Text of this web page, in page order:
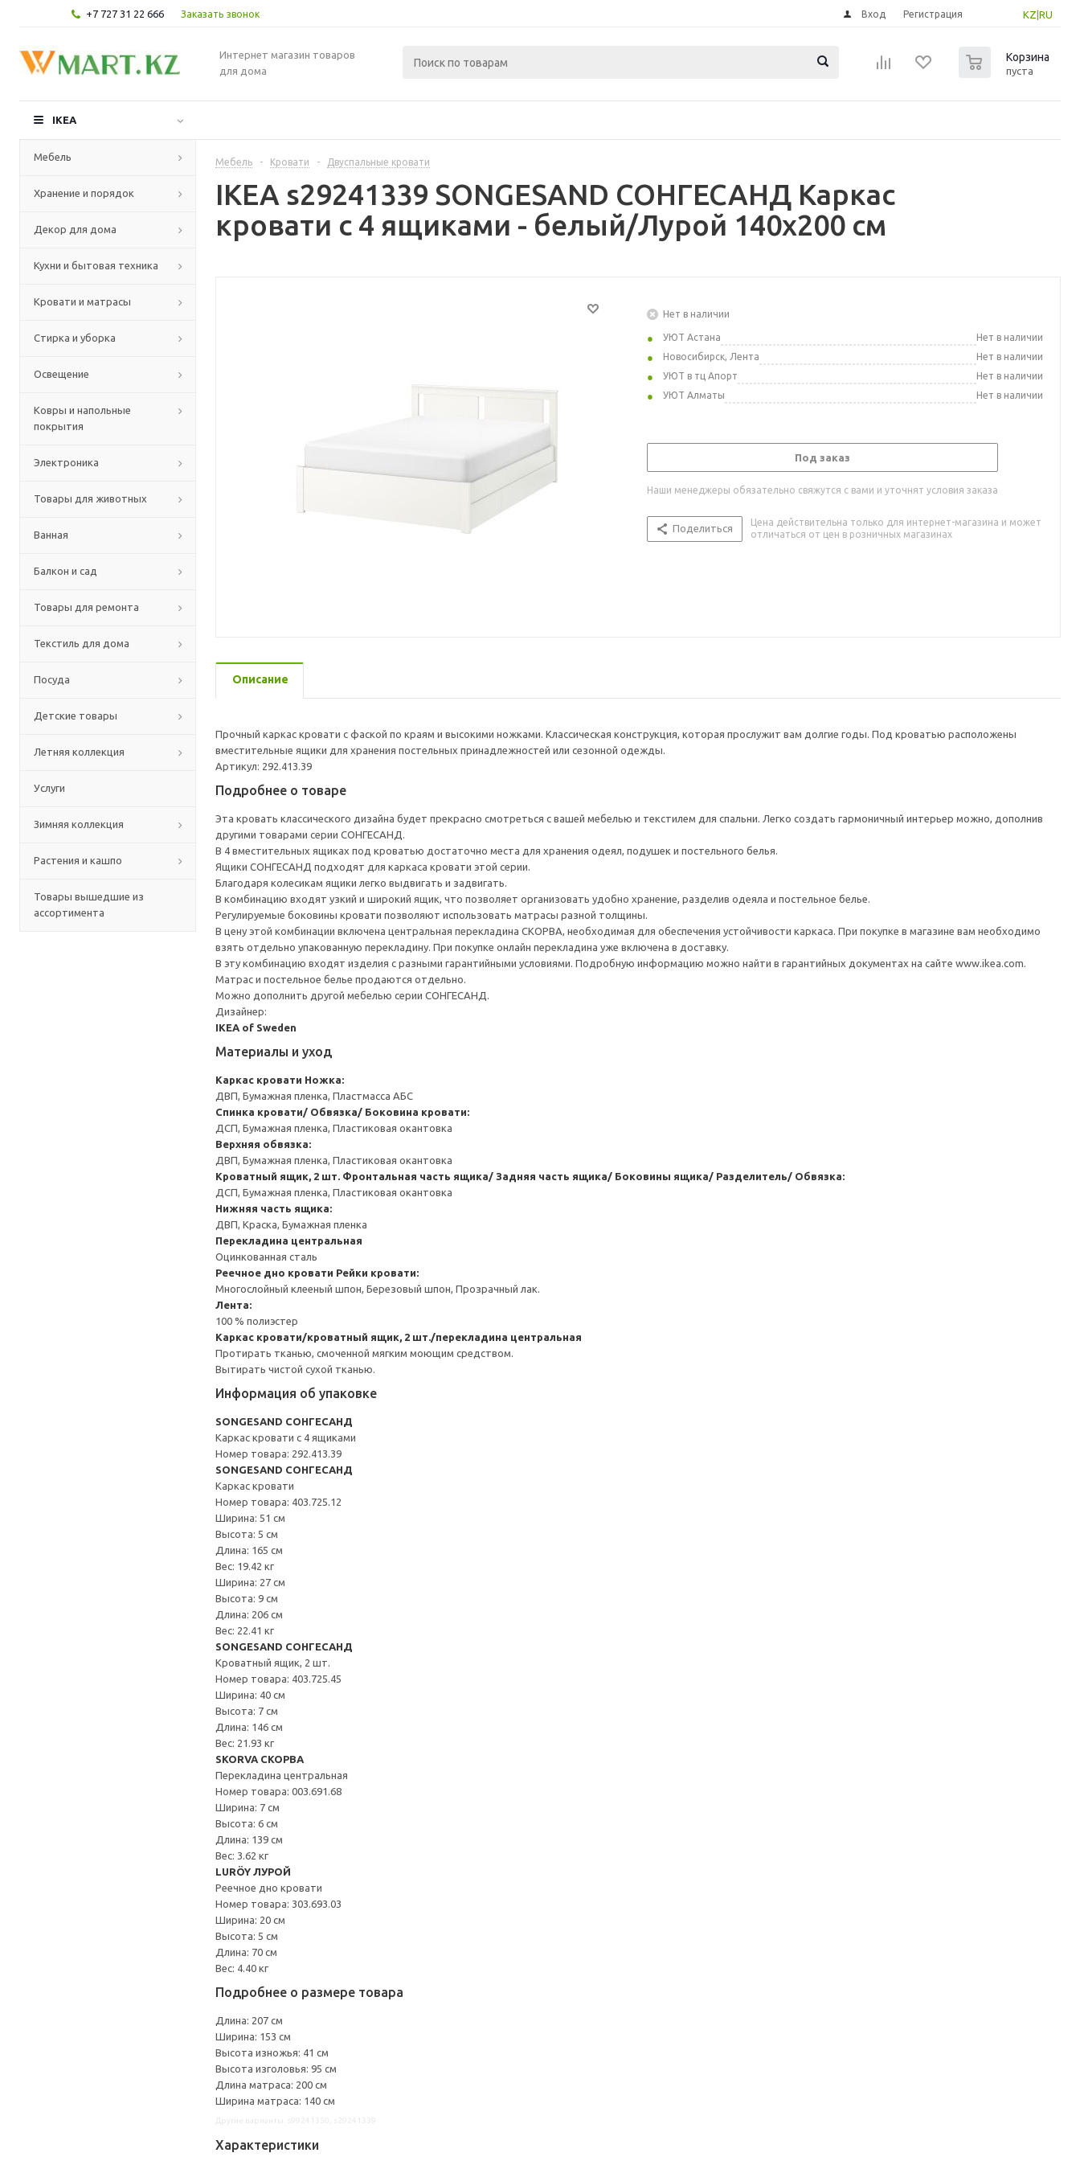
+7 727 31 22 666 Заказать звонок KZ RU
Вход Регистрация
Интернет магазин товаров
для дома
Корзина
пуста
IKEA
Мебель
Хранение и порядок
Декор для дома
Кухни и бытовая техника
Кровати и матрасы
Стирка и уборка
Освещение
Ковры и напольные
покрытия
Электроника
Товары для животных
Ванная
Балкон и сад
Товары для ремонта
Текстиль для дома
Посуда
Детские товары
Летняя коллекция
Услуги
Зимняя коллекция
Растения и кашпо
Товары вышедшие из
ассортимента
Мебель - Кровати - Двуспальные кровати
IKEA s29241339 SONGESAND СОНГЕСАНД Каркас
кровати с 4 ящиками - белый/Лурой 140x200 см
Нет в наличии
УЮТ Астана
Нет в наличии
Новосибирск, Лента
Нет в наличии
УЮТ в тц Апорт
Нет в наличии
УЮТ Алматы
Нет в наличии
Под заказ
Наши менеджеры обязательно свяжутся с вами и уточнят условия заказа
Поделиться
Цена действительна только для интернет-магазина и может
отличаться от цен в розничных магазинах
Описание
Прочный каркас кровати с фаской по краям и высокими ножками. Классическая конструкция, которая прослужит вам долгие годы. Под кроватью расположены
вместительные ящики для хранения постельных принадлежностей или сезонной одежды.
Артикул: 292.413.39
Подробнее о товаре
Эта кровать классического дизайна будет прекрасно смотреться с вашей мебелью и текстилем для спальни. Легко создать гармоничный интерьер можно, дополнив
другими товарами серии СОНГЕСАНД.
В 4 вместительных ящиках под кроватью достаточно места для хранения одеял, подушек и постельного белья.
Ящики СОНГЕСАНД подходят для каркаса кровати этой серии.
Благодаря колесикам ящики легко выдвигать и задвигать.
В комбинацию входят узкий и широкий ящик, что позволяет организовать удобно хранение, разделив одеяла и постельное белье.
Регулируемые боковины кровати позволяют использовать матрасы разной толщины.
В цену этой комбинации включена центральная перекладина СКОРВА, необходимая для обеспечения устойчивости каркаса. При покупке в магазине вам необходимо
взять отдельно упакованную перекладину. При покупке онлайн перекладина уже включена в доставку.
В эту комбинацию входят изделия с разными гарантийными условиями. Подробную информацию можно найти в гарантийных документах на сайте www.ikea.com.
Матрас и постельное белье продаются отдельно.
Можно дополнить другой мебелью серии СОНГЕСАНД.
Дизайнер:
IKEA of Sweden
Материалы и уход
Каркас кровати Ножка:
ДВП, Бумажная пленка, Пластмасса АБС
Спинка кровати/ Обвязка/ Боковина кровати:
ДСП, Бумажная пленка, Пластиковая окантовка
Верхняя обвязка:
ДВП, Бумажная пленка, Пластиковая окантовка
Кроватный ящик, 2 шт. Фронтальная часть ящика/ Задняя часть ящика/ Боковины ящика/ Разделитель/ Обвязка:
ДСП, Бумажная пленка, Пластиковая окантовка
Нижняя часть ящика:
ДВП, Краска, Бумажная пленка
Перекладина центральная
Оцинкованная сталь
Реечное дно кровати Рейки кровати:
Многослойный клееный шпон, Березовый шпон, Прозрачный лак.
Лента:
100 % полиэстер
Каркас кровати/кроватный ящик, 2 шт./перекладина центральная
Протирать тканью, смоченной мягким моющим средством.
Вытирать чистой сухой тканью.
Информация об упаковке
SONGESAND СОНГЕСАНД
Каркас кровати с 4 ящиками
Номер товара: 292.413.39
SONGESAND СОНГЕСАНД
Каркас кровати
Номер товара: 403.725.12
Ширина: 51 см
Высота: 5 см
Длина: 165 см
Вес: 19.42 кг
Ширина: 27 см
Высота: 9 см
Длина: 206 см
Вес: 22.41 кг
SONGESAND СОНГЕСАНД
Кроватный ящик, 2 шт.
Номер товара: 403.725.45
Ширина: 40 см
Высота: 7 см
Длина: 146 см
Вес: 21.93 кг
SKORVA СКОРВА
Перекладина центральная
Номер товара: 003.691.68
Ширина: 7 см
Высота: 6 см
Длина: 139 см
Вес: 3.62 кг
LURÖY ЛУРОЙ
Реечное дно кровати
Номер товара: 303.693.03
Ширина: 20 см
Высота: 5 см
Длина: 70 см
Вес: 4.40 кг
Подробнее о размере товара
Длина: 207 см
Ширина: 153 см
Высота изножья: 41 см
Высота изголовья: 95 см
Длина матраса: 200 см
Ширина матраса: 140 см
Характеристики